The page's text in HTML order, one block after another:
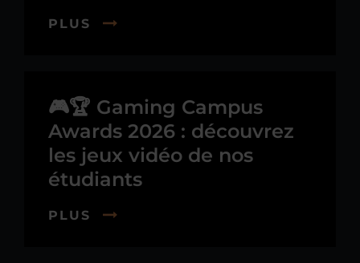
PLUS
🎮🏆 Gaming Campus
Awards 2026 : découvrez
les jeux vidéo de nos
étudiants
PLUS